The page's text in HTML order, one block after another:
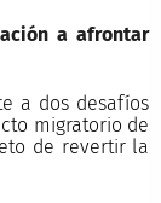
a afrontar
a dos desafíos
migratorio de
de revertir la